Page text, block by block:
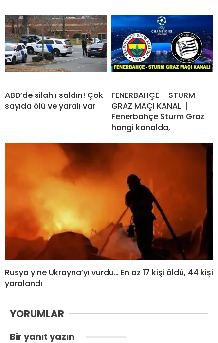
ABD’de silahlı saldırı! Çok
sayıda ölü ve yaralı var
FENERBAHÇE – STURM
GRAZ MAÇI KANALI |
Fenerbahçe Sturm Graz
hangi kanalda,
Rusya yine Ukrayna’yı vurdu… En az 17 kişi öldü, 44 kişi
yaralandı
YORUMLAR
Bir yanıt yazın